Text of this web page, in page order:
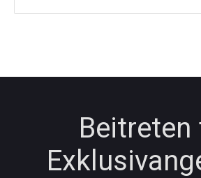
Beitreten